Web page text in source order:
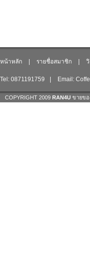
หน้าหลัก | รายชื่อสมาชิก |
Tel: 0871191759 | Email:
COPYRIGHT 2009 RAN4U ขายข